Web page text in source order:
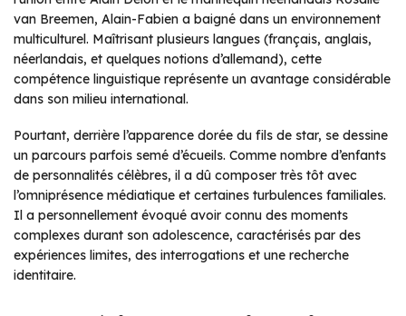
van Breemen, Alain-Fabien a baigné dans un environnement
multiculturel. Maîtrisant plusieurs langues (français, anglais,
néerlandais, et quelques notions d’allemand), cette
compétence linguistique représente un avantage considérable
dans son milieu international.
Pourtant, derrière l’apparence dorée du fils de star, se dessine
un parcours parfois semé d’écueils. Comme nombre d’enfants
de personnalités célèbres, il a dû composer très tôt avec
l’omniprésence médiatique et certaines turbulences familiales.
Il a personnellement évoqué avoir connu des moments
complexes durant son adolescence, caractérisés par des
expériences limites, des interrogations et une recherche
identitaire.